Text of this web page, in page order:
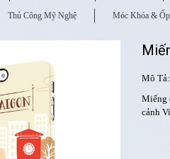
Thủ Công Mỹ Nghệ Móc Khóa &
Mô Tả:
Miếng
cảnh